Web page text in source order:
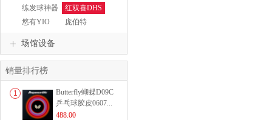
DOUBLEFISH 机
练发球神器
红双喜DHS
悠有YIO
庞伯特
场馆设备
销量排行榜
1
Butterfly蝴蝶D09C
乒乓球胶皮0607...
488.00